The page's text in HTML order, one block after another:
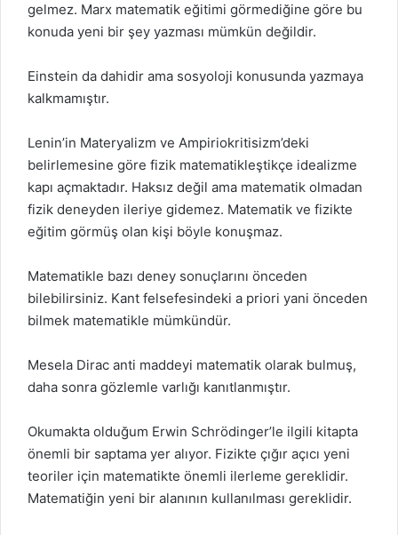
gelmez. Marx matematik eğitimi görmediğine göre bu
konuda yeni bir şey yazması mümkün değildir.
Einstein da dahidir ama sosyoloji konusunda yazmaya
kalkmamıştır.
Lenin’in Materyalizm ve Ampiriokritisizm’deki
belirlemesine göre fizik matematikleştikçe idealizme
kapı açmaktadır. Haksız değil ama matematik olmadan
fizik deneyden ileriye gidemez. Matematik ve fizikte
eğitim görmüş olan kişi böyle konuşmaz.
Matematikle bazı deney sonuçlarını önceden
bilebilirsiniz. Kant felsefesindeki a priori yani önceden
bilmek matematikle mümkündür.
Mesela Dirac anti maddeyi matematik olarak bulmuş,
daha sonra gözlemle varlığı kanıtlanmıştır.
Okumakta olduğum Erwin Schrödinger’le ilgili kitapta
önemli bir saptama yer alıyor. Fizikte çığır açıcı yeni
teoriler için matematikte önemli ilerleme gereklidir.
Matematiğin yeni bir alanının kullanılması gereklidir.